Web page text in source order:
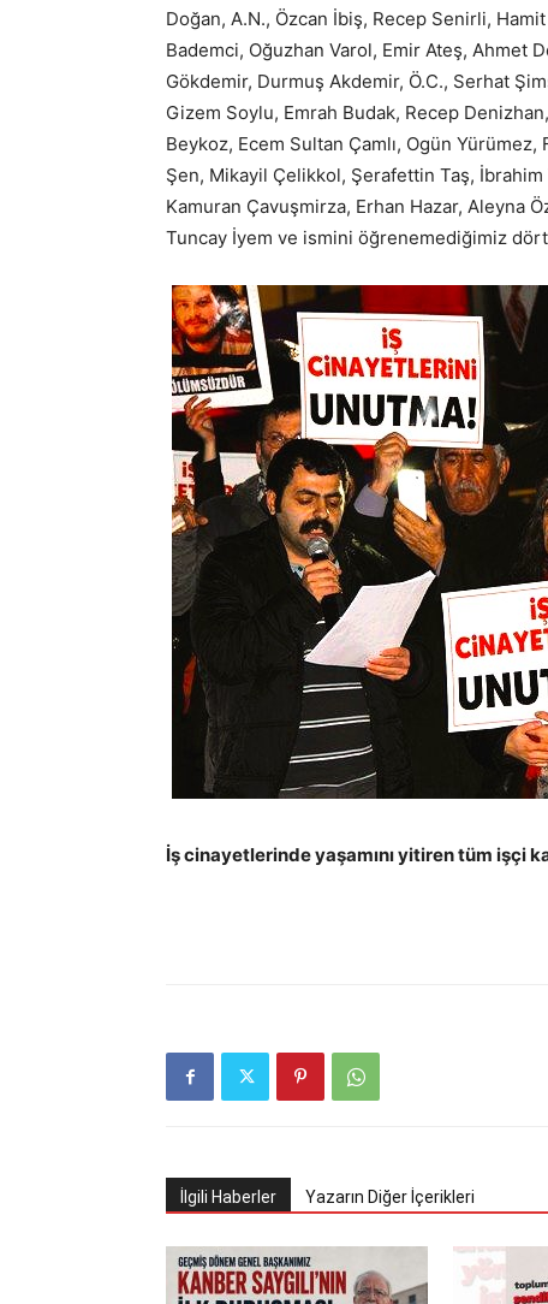
Doğan, A.N., Özcan İbiş, Recep Senirli,
Bademci, Oğuzhan Varol, Emir Ateş, Ahmet
Gökdemir, Durmuş Akdemir, Ö.C., Serhat
Gizem Soylu, Emrah Budak, Recep
Beykoz, Ecem Sultan Çamlı, Ogün
Şen, Mikayil Çelikkol, Şerafettin Taş, İbrahim
Kamuran Çavuşmirza, Erhan Hazar, Aleyna
Tuncay İyem ve ismini öğrenemediğimiz
İş cinayetlerinde yaşamını yitiren tüm işçi
İlgili Haberler Yazarın Diğer İçerikleri